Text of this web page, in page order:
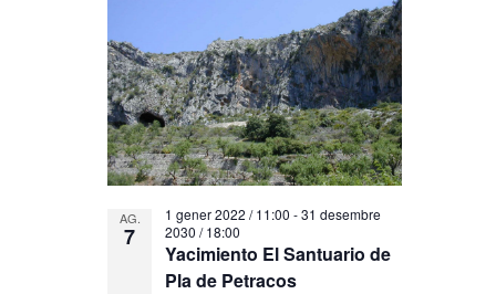
Photo
View
AG.
7
Yacimiento El Santuario de
Pla de Petracos
1 gener 2022 / 11:00 -31 desembre
2030 / 18:00